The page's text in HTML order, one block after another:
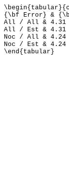
{\bf Error} &
All / All & 4.31
All / Est & 4.31
Noc / All & 4.24
Noc / Est & 4.24
\end{tabular}